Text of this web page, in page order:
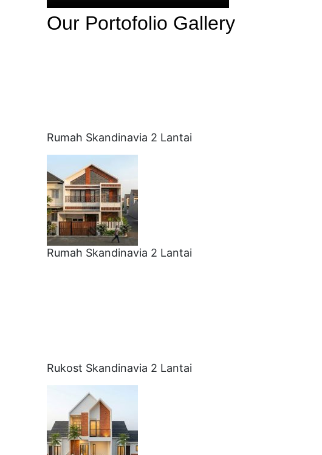
Our Portofolio Gallery
Rumah Skandinavia 2 Lantai
Rumah Skandinavia 2 Lantai
Rukost Skandinavia 2 Lantai